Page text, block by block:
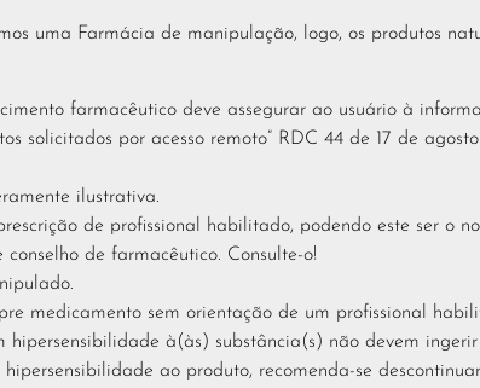
uma Farmácia de manipulação, logo, os produtos
farmacêutico deve assegurar ao usuário à
solicitados por acesso remoto” RDC 44 de 17 de
ilustrativa.
de profissional habilitado, podendo este ser o
conselho de farmacêutico. Consulte-o!
medicamento sem orientação de um profissional
hipersensibilidade à(às) substância(s) não devem
hipersensibilidade ao produto, recomenda-se